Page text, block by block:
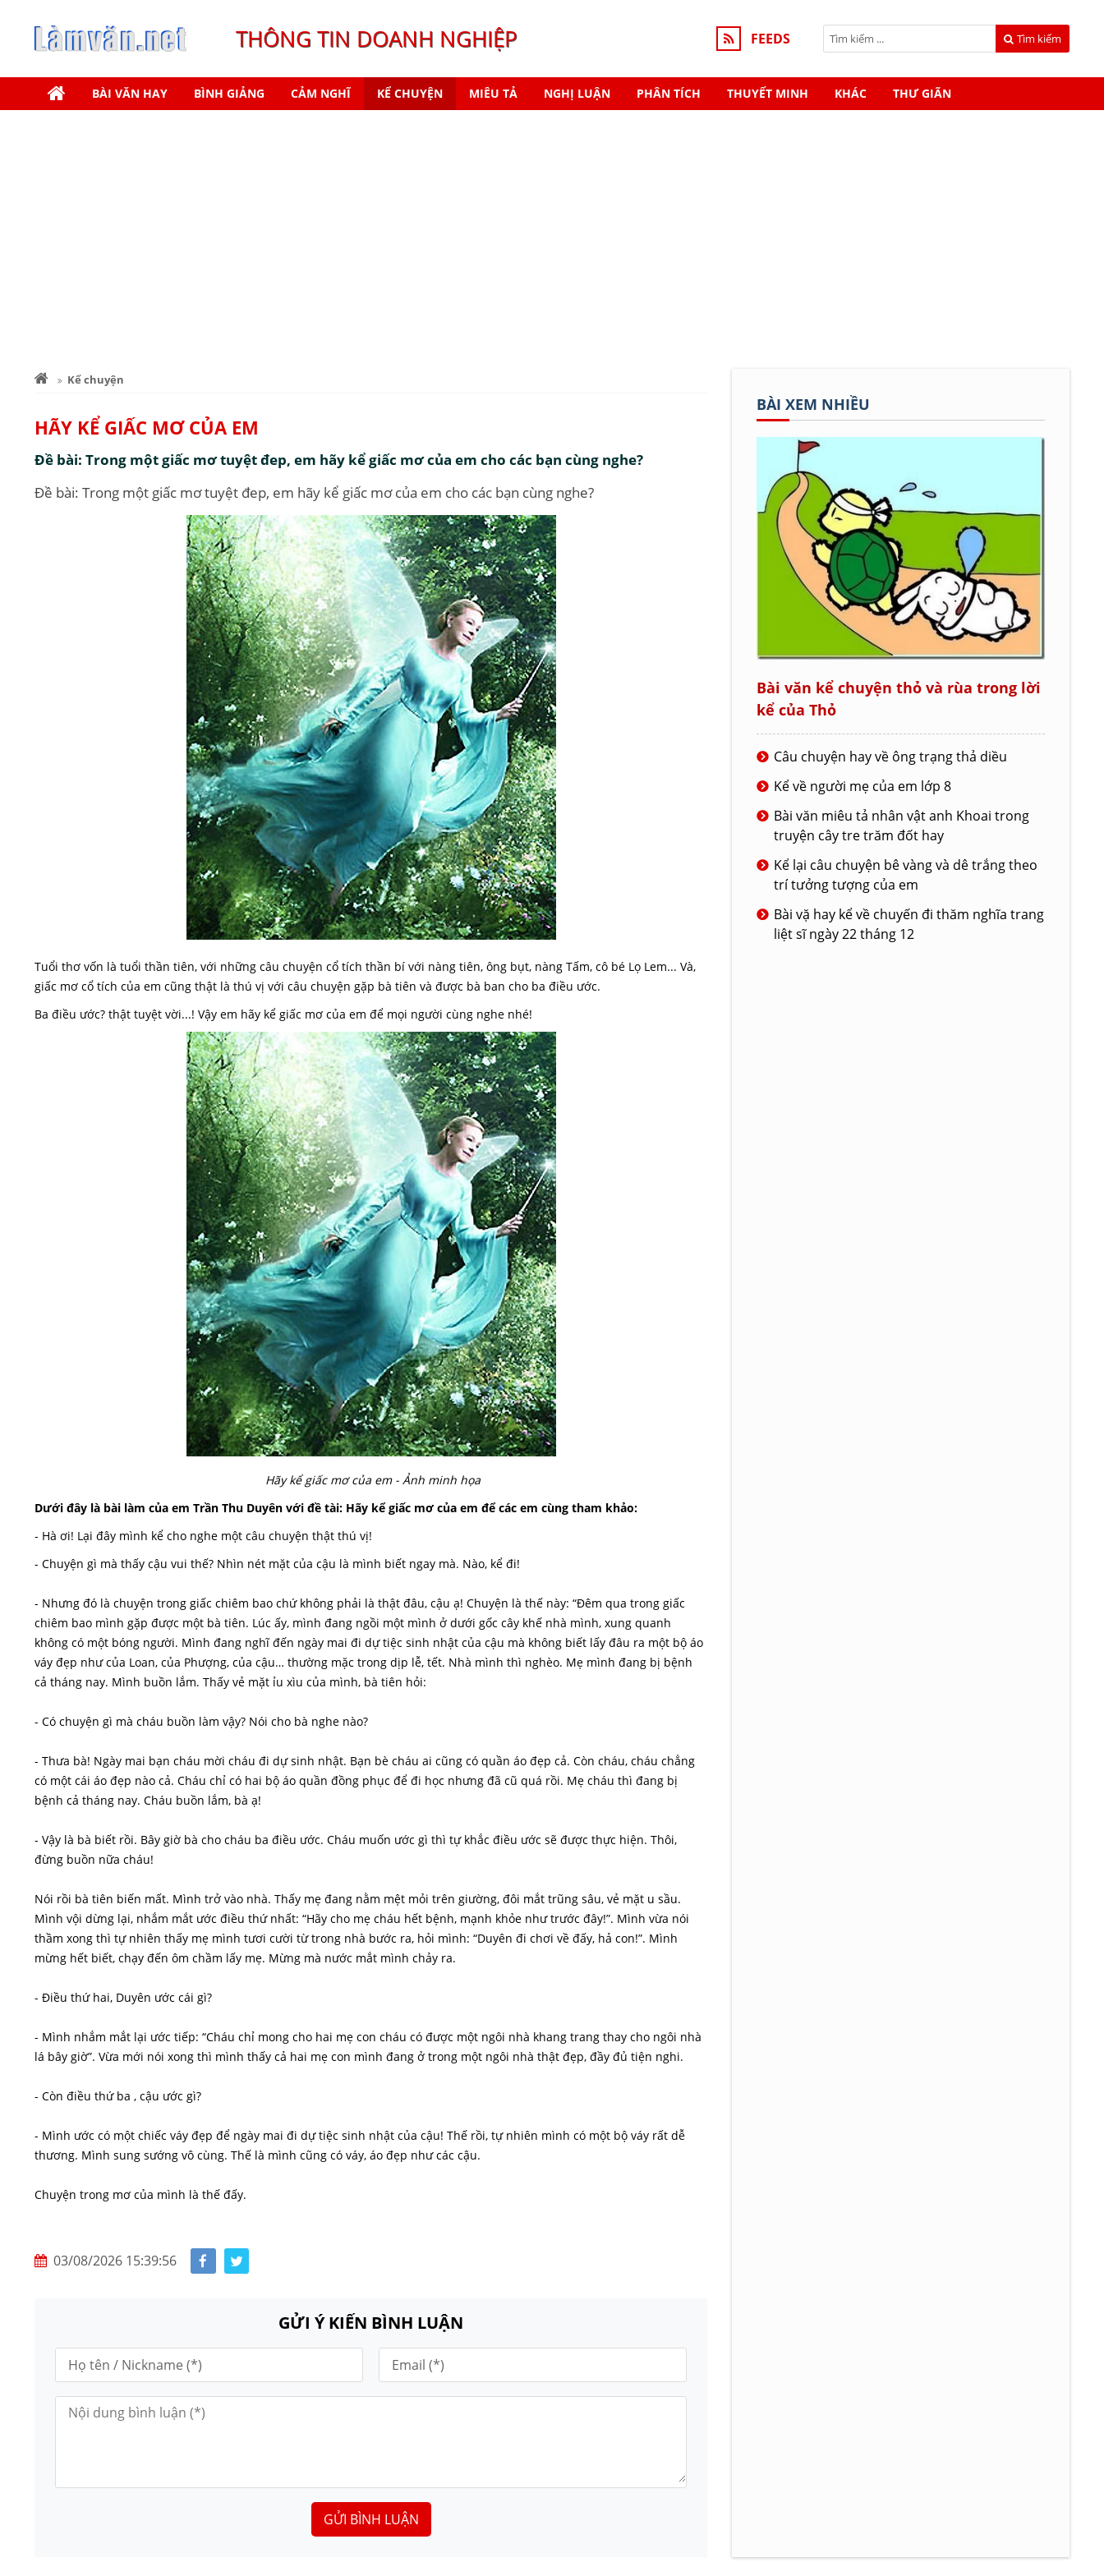
THÔNG TIN DOANH NGHIỆP FEEDS Tìm kiếm
BÀI VĂN HAY BÌNH GIẢNG CẢM NGHĨ KỂ CHUYỆN MIÊU TẢ NGHỊ LUẬN PHÂN TÍCH THUYẾT MINH KHÁC THƯ GIÃN
Kể chuyện
HÃY KỂ GIẤC MƠ CỦA EM
Đề bài: Trong một giấc mơ tuyệt đep, em hãy kể giấc mơ của em cho các bạn cùng nghe?
Đề bài: Trong một giấc mơ tuyệt đep, em hãy kể giấc mơ của em cho các bạn cùng nghe?
Tuổi thơ vốn là tuổi thần tiên, với những câu chuyện cổ tích thần bí với nàng tiên, ông bụt, nàng Tấm, cô bé Lọ Lem... Và,
giấc mơ cổ tích của em cũng thật là thú vị với câu chuyện gặp bà tiên và được bà ban cho ba điều ước.
Ba điều ước? thật tuyệt vời...! Vậy em hãy kể giấc mơ của em để mọi người cùng nghe nhé!
Hãy kể giấc mơ của em - Ảnh minh họa
Dưới đây là bài làm của em Trần Thu Duyên với đề tài: Hãy kể giấc mơ của em để các em cùng tham khảo:
- Hà ơi! Lại đây mình kể cho nghe một câu chuyện thật thú vị!
- Chuyện gì mà thấy cậu vui thế? Nhìn nét mặt của cậu là mình biết ngay mà. Nào, kể đi!
- Nhưng đó là chuyện trong giấc chiêm bao chứ không phải là thật đâu, cậu ạ! Chuyện là thế này: “Đêm qua trong giấc
chiêm bao mình gặp được một bà tiên. Lúc ấy, mình đang ngồi một mình ở dưới gốc cây khế nhà mình, xung quanh
không có một bóng người. Mình đang nghĩ đến ngày mai đi dự tiệc sinh nhật của cậu mà không biết lấy đâu ra một bộ áo
váy đẹp như của Loan, của Phượng, của cậu… thường mặc trong dịp lễ, tết. Nhà mình thì nghèo. Mẹ mình đang bị bệnh
cả tháng nay. Mình buồn lắm. Thấy vẻ mặt ỉu xìu của mình, bà tiên hỏi:
- Có chuyện gì mà cháu buồn làm vậy? Nói cho bà nghe nào?
- Thưa bà! Ngày mai bạn cháu mời cháu đi dự sinh nhật. Bạn bè cháu ai cũng có quần áo đẹp cả. Còn cháu, cháu chẳng
có một cái áo đẹp nào cả. Cháu chỉ có hai bộ áo quần đồng phục để đi học nhưng đã cũ quá rồi. Mẹ cháu thì đang bị
bệnh cả tháng nay. Cháu buồn lắm, bà ạ!
- Vậy là bà biết rồi. Bây giờ bà cho cháu ba điều ước. Cháu muốn ước gì thì tự khắc điều ước sẽ được thực hiện. Thôi,
đừng buồn nữa cháu!
Nói rồi bà tiên biến mất. Mình trở vào nhà. Thấy mẹ đang nằm mệt mỏi trên giường, đôi mắt trũng sâu, vẻ mặt u sầu.
Mình vội dừng lại, nhắm mắt ước điều thứ nhất: “Hãy cho mẹ cháu hết bệnh, mạnh khỏe như trước đây!”. Mình vừa nói
thầm xong thì tự nhiên thấy mẹ mình tươi cười từ trong nhà bước ra, hỏi mình: “Duyên đi chơi về đấy, hả con!”. Mình
mừng hết biết, chạy đến ôm chầm lấy mẹ. Mừng mà nước mắt mình chảy ra.
- Điều thứ hai, Duyên ước cái gì?
- Mình nhắm mắt lại ước tiếp: “Cháu chỉ mong cho hai mẹ con cháu có được một ngôi nhà khang trang thay cho ngôi nhà
lá bây giờ”. Vừa mới nói xong thì mình thấy cả hai mẹ con mình đang ở trong một ngôi nhà thật đẹp, đầy đủ tiện nghi.
- Còn điều thứ ba , cậu ước gì?
- Mình ước có một chiếc váy đẹp để ngày mai đi dự tiệc sinh nhật của cậu! Thế rồi, tự nhiên mình có một bộ váy rất dễ
thương. Mình sung sướng vô cùng. Thế là mình cũng có váy, áo đẹp như các cậu.
Chuyện trong mơ của mình là thế đấy.
03/08/2026 15:39:56
GỬI Ý KIẾN BÌNH LUẬN
GỬI BÌNH LUẬN
BÀI XEM NHIỀU
Bài văn kể chuyện thỏ và rùa trong lời
kể của Thỏ
Câu chuyện hay về ông trạng thả diều
Kể về người mẹ của em lớp 8
Bài văn miêu tả nhân vật anh Khoai trong
truyện cây tre trăm đốt hay
Kể lại câu chuyện bê vàng và dê trắng theo
trí tưởng tượng của em
Bài vặ hay kể về chuyến đi thăm nghĩa trang
liệt sĩ ngày 22 tháng 12